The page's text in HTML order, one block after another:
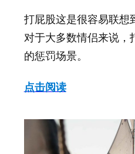
打屁股这是很容易联想
对于大多数情侣来说，
的惩罚场景。
点击阅读